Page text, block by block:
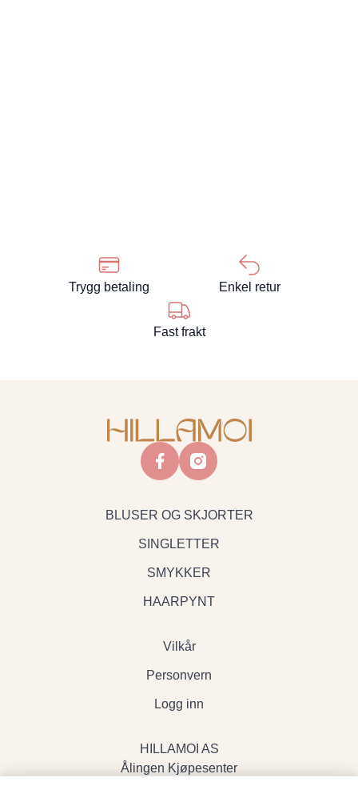
Trygg betaling Enkel retur
Fast frakt
facebookinstagram
BLUSER OG SKJORTER
SINGLETTER
SMYKKER
HAARPYNT
Vilkår
Personvern
Logg inn
HILLAMOI AS
Ålingen Kjøpesenter